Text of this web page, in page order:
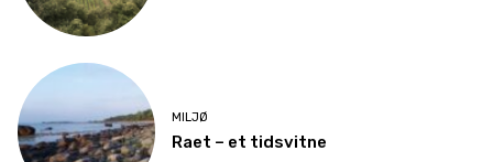
MILJØ
Raet – et tidsvitne